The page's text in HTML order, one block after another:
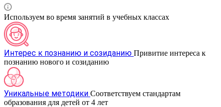
Используем во время занятий в учебных классах
Интерес к познанию и созиданию Привитие интереса к
познанию нового и созиданию
Уникальные методики Соответствуем стандартам
образования для детей от 4 лет